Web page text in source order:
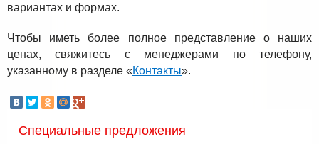
вариантах и формах.
Чтобы иметь более полное представление о наших
ценах, свяжитесь с менеджерами по телефону,
указанному в разделе «Контакты».
Специальные предложения